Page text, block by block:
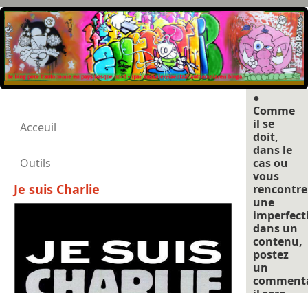
Acceuil
Outils
Je suis Charlie
●
Comme
il se
doit,
dans le
cas ou
vous
une
dans un
contenu,
postez
un